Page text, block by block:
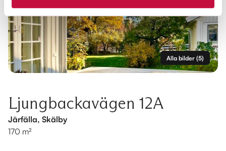
Alla bilder (5)
Ljungbackavägen 12A
Järfälla, Skälby
170 m²